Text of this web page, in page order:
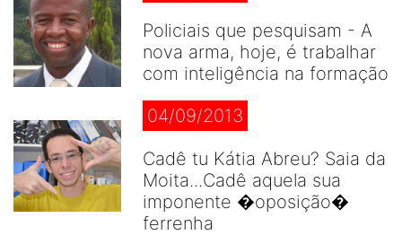
Policiais que pesquisam - A
nova arma, hoje, é trabalhar
com inteligência na formação
04/09/2013
Cadê tu Kátia Abreu? Saia da
Moita...Cadê aquela sua
imponente �oposição�
ferrenha